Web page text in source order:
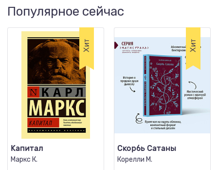
Популярное сейчас
Капитал
Маркс К.
Скорбь Сатаны
Корелли М.